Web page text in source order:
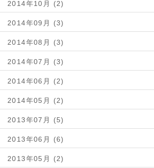
2014年10月 (2)
2014年09月 (3)
2014年08月 (3)
2014年07月 (3)
2014年06月 (2)
2014年05月 (2)
2013年07月 (5)
2013年06月 (6)
2013年05月 (2)